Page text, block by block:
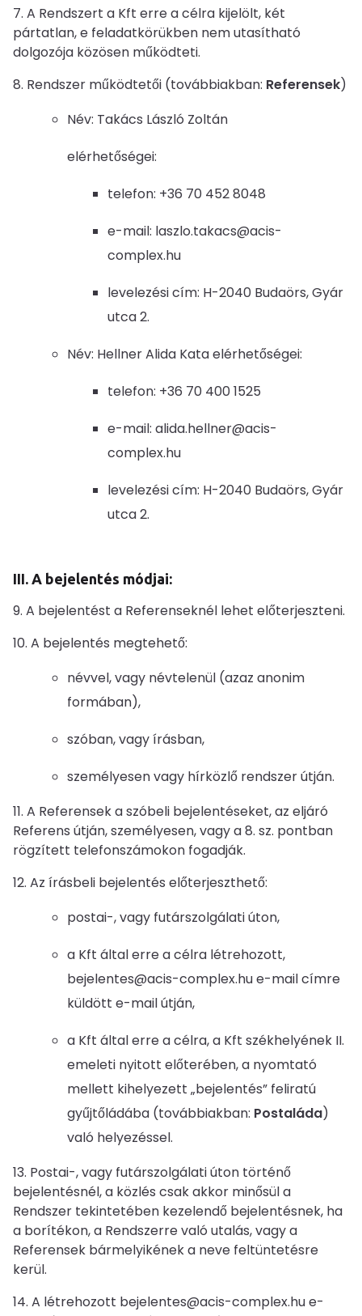
7. A Rendszert a Kft erre a célra kijelölt, két
pártatlan, e feladatkörükben nem utasítható
dolgozója közösen működteti.
8. Rendszer működtetői (továbbiakban: Referensek)
Név: Takács László Zoltán
elérhetőségei:
telefon: +36 70 452 8048
e-mail: laszlo.takacs@acis-
complex.hu
levelezési cím: H-2040 Budaörs, Gyár
utca 2.
Név: Hellner Alida Kata elérhetőségei:
telefon: +36 70 400 1525
e-mail: alida.hellner@acis-
complex.hu
levelezési cím: H-2040 Budaörs, Gyár
utca 2.
III. A bejelentés módjai:
9. A bejelentést a Referenseknél lehet előterjeszteni.
10. A bejelentés megtehető:
névvel, vagy névtelenül (azaz anonim
formában),
szóban, vagy írásban,
személyesen vagy hírközlő rendszer útján.
11. A Referensek a szóbeli bejelentéseket, az eljáró
Referens útján, személyesen, vagy a 8. sz. pontban
rögzített telefonszámokon fogadják.
12. Az írásbeli bejelentés előterjeszthető:
postai-, vagy futárszolgálati úton,
a Kft által erre a célra létrehozott,
bejelentes@acis-complex.hu e-mail címre
küldött e-mail útján,
a Kft által erre a célra, a Kft székhelyének II.
emeleti nyitott előterében, a nyomtató
mellett kihelyezett „bejelentés” feliratú
gyűjtőládába (továbbiakban: Postaláda)
való helyezéssel.
13. Postai-, vagy futárszolgálati úton történő
bejelentésnél, a közlés csak akkor minősül a
Rendszer tekintetében kezelendő bejelentésnek, ha
a borítékon, a Rendszerre való utalás, vagy a
Referensek bármelyikének a neve feltüntetésre
kerül.
14. A létrehozott bejelentes@acis-complex.hu e-